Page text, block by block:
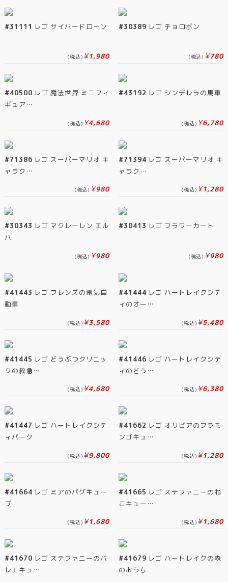
#31111 レゴ サイバードローン
(税込) ¥1,980
#30389 レゴ チョロボン
(税込) ¥780
#40500 レゴ 魔法世界 ミニフィ
ギュア…
(税込) ¥4,680
#43192 レゴ シンデレラの馬車
(税込) ¥6,780
#71386 レゴ スーパーマリオ キ
ャラク…
(税込) ¥980
#71394 レゴ スーパーマリオ キ
ャラク…
(税込) ¥1,280
#30343 レゴ マクレーレン エル
バ
(税込) ¥980
#30413 レゴ フラワーカート
(税込) ¥980
#41443 レゴ フレンズの電気自
動車
(税込) ¥3,580
#41444 レゴ ハートレイクシテ
ィのオー…
(税込) ¥5,480
#41445 レゴ どうぶつクリニッ
クの救急…
(税込) ¥4,680
#41446 レゴ ハートレイクシテ
ィのどう…
(税込) ¥6,380
#41447 レゴ ハートレイクシテ
ィパーク
(税込) ¥9,800
#41662 レゴ オリビアのフラミ
ンゴキュ…
(税込) ¥1,280
#41664 レゴ ミアのパグキュー
ブ
(税込) ¥1,680
#41665 レゴ ステファニーのね
こキュー…
(税込) ¥1,680
#41670 レゴ ステファニーのバ
レエキュ…
#41679 レゴ ハートレイクの森
のおうち